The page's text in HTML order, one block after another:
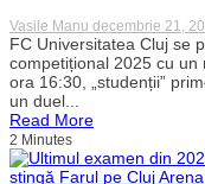
Vasile Manu decembrie 21,
FC Universitatea Cluj se
competițional 2025 cu un
ora 16:30, „studenții”
un duel...
Read More
2 Minutes